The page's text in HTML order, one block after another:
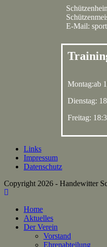
E-Mail:
Montag:ab
Dienstag:
Freitag:
Links
Impressum
Datenschutz
Copyright 2026 - Handewitter
Home
Aktuelles
Der Verein
Vorstand
Ehrenabteilung